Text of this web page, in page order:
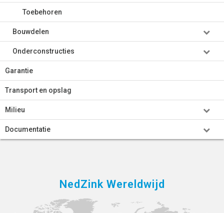
Toebehoren
Bouwdelen
Onderconstructies
Garantie
Transport en opslag
Milieu
Documentatie
NedZink Wereldwijd